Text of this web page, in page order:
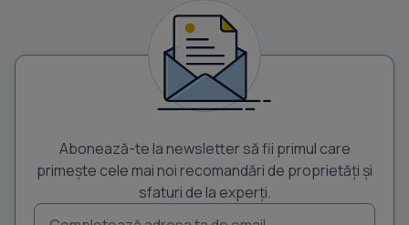
Abonează-te la newsletter să fii primul care
primește cele mai noi recomandări de proprietăți și
sfaturi de la experți.